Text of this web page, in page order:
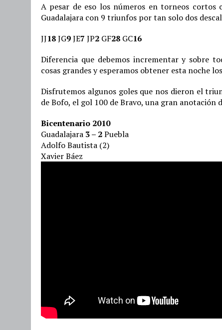
A pesar de eso los números en torneos cortos
Guadalajara con 9 triunfos por tan solo dos
JJ18JG9JE7 JP2 GF28 GC16
Diferencia que debemos incrementar y sobre
cosas grandes y esperamos obtener esta noche
Disfrutemos algunos goles que nos dieron el
de Bofo, el gol 100 de Bravo, una gran anotación
Bicentenario 2010
Guadalajara 3 – 2Puebla
Adolfo Bautista (2)
Xavier Báez